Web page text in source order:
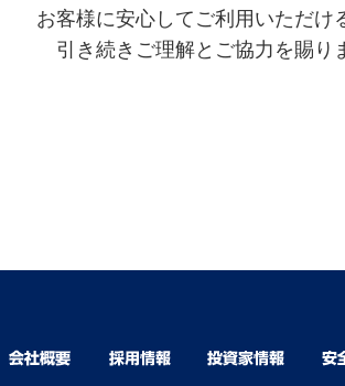
お客様に安心してご利用いただけ
引き続きご理解とご協力を賜り